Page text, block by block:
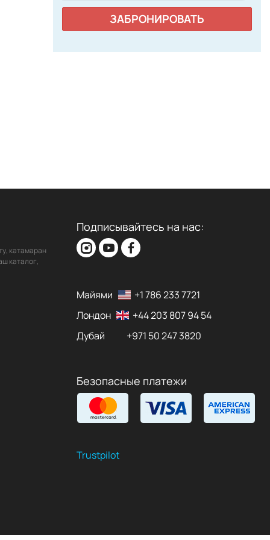
ЗАБРОНИРОВАТЬ
катамаран
каталог,
Подписывайтесь на нас:
Майями
+1 786 233 7721
Лондон
+44 203 807 94 54
Дубай
+971 50 247 3820
Безопасные платежи
Trustpilot